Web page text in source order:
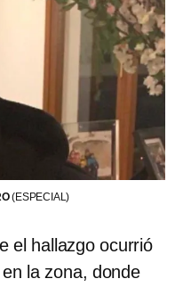
(ESPECIAL)
el hallazgo ocurrió
la zona, donde